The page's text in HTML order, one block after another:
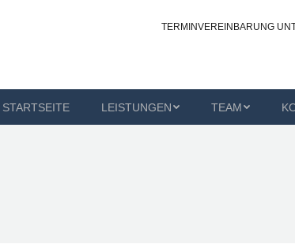
TERMINVEREINBARUNG
STARTSEITE LEISTUNGEN TEAM